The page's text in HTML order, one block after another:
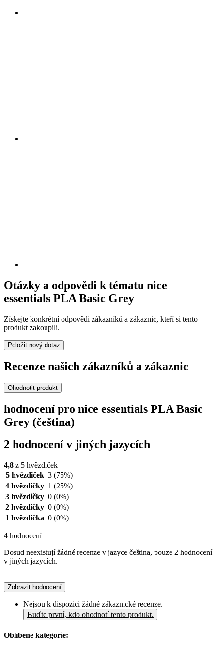
Otázky a odpovědi k tématu nice
essentials PLA Basic Grey
Získejte konkrétní odpovědi zákazníků a zákaznic, kteří si tento
produkt zakoupili.
Položit nový dotaz
Recenze našich zákazníků a zákaznic
Ohodnotit produkt
hodnocení pro nice essentials PLA Basic
Grey (čeština)
2 hodnocení v jiných jazycích
4,8 z 5 hvězdiček
5 hvězdiček 3 (75%)
4 hvězdičky 1 (25%)
3 hvězdičky 0 (0%)
2 hvězdičky 0 (0%)
1 hvězdička 0 (0%)
4 hodnocení
Dosud neexistují žádné recenze v jazyce čeština, pouze 2 hodnocení
v jiných jazycích.
Zobrazit hodnocení
Nejsou k dispozici žádné zákaznické recenze.
Buďte první, kdo ohodnotí tento produkt.
Oblíbené kategorie: